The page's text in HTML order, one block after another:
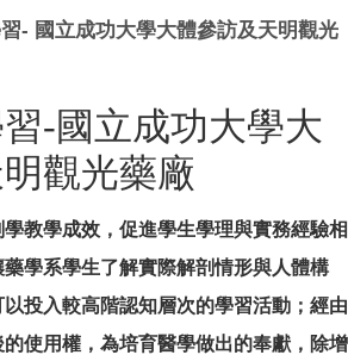
- 國立成功大學大體參訪及天明觀光
-國立成功大學大
觀光藥廠
教學成效，促進學生學理與實務經驗相
學系學生了解實際解剖情形與人體構
投入較高階認知層次的學習活動；經由
使用權，為培育醫學做出的奉獻，除增